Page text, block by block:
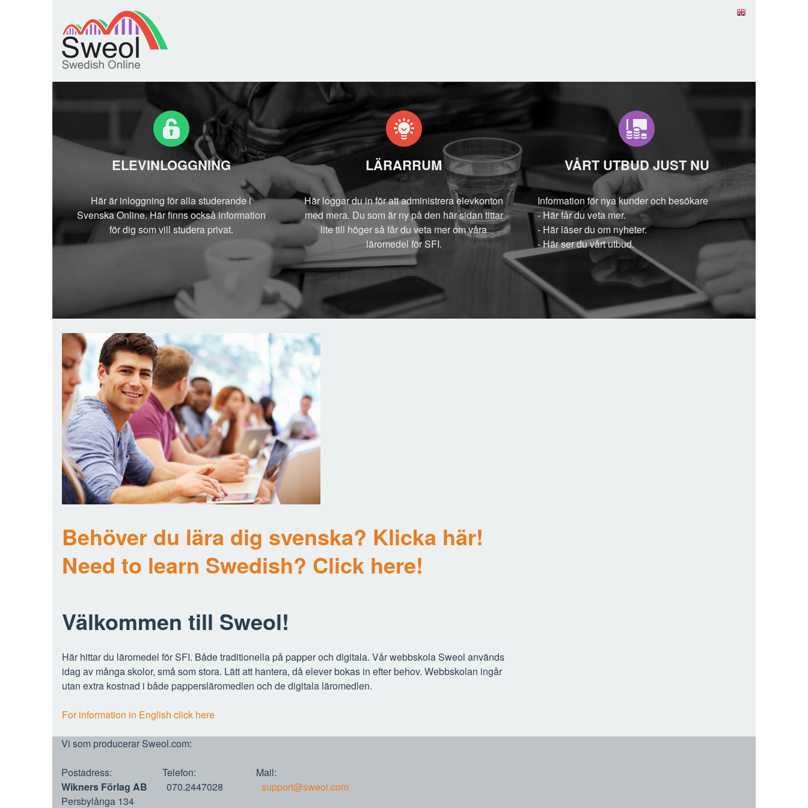
ELEVINLOGGNING
Här är inloggning för alla studerande i
Svenska Online.Här finns också information
för dig som vill studera privat.
LÄRARRUM
Här loggar du in för att administrera elevkonton
med mera. Du som är ny på den här sidan tittar
lite till höger så får du veta mer om våra
läromedel för SFI.
VÅRT UTBUD JUST NU
Information för nya kunder och besökare
-Här får du veta mer.
- Här läser du om nyheter.
-Här ser du vårt utbud.
Behöver du lära dig svenska? Klicka här!
Need to learn Swedish? Click here!
Välkommen till Sweol!
Här hittar du läromedel för SFI. Både traditionella på papper och digitala. Vår webbskola Sweol används
idag av många skolor, små som stora. Lätt att hantera, då elever bokas in efter behov. Webbskolan ingår
utan extra kostnad i både pappersläromedlen och de digitala läromedlen.
For information in English click here
Vi som producerar Sweol.com:
Postadress: Telefon: Mail:
Wikners Förlag AB
070.2447028 support@sweol.com
Persbylånga 134